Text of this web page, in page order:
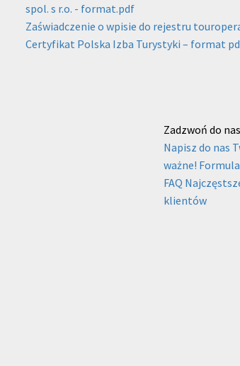
spol. s r.o. - format.pdf
Zaświadczenie o wpisie do rejestru
Certyfikat Polska Izba Turystyki – format
Zadzwoń do nas
Napisz do nas
ważne!
FAQ
klientów